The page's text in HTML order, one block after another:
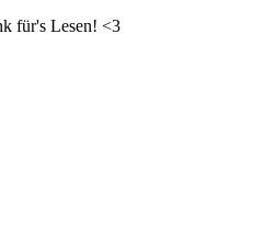
für's Lesen! <3